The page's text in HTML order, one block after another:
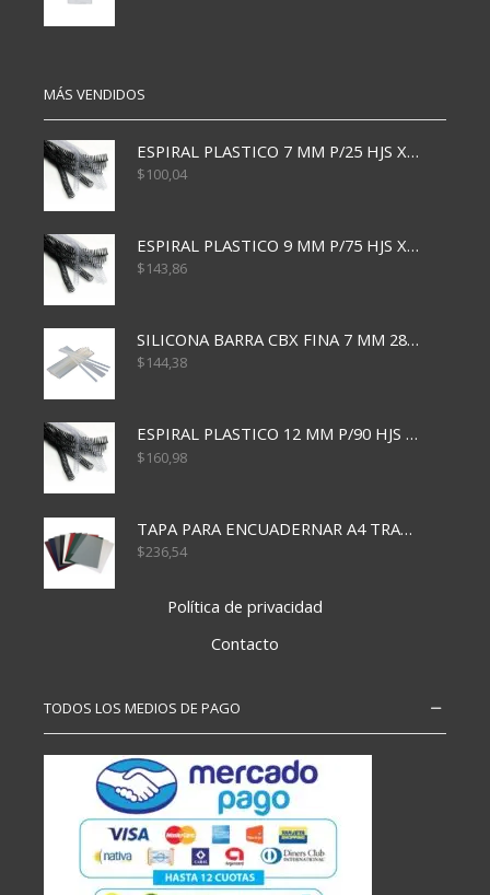
MÁS VENDIDOS
ESPIRAL PLASTICO 7 MM P/25 HJS X50x3000
$100,04
ESPIRAL PLASTICO 9 MM P/75 HJS X50X2400
$143,86
SILICONA BARRA CBX FINA 7 MM 28 CM
$144,38
ESPIRAL PLASTICO 12 MM P/90 HJS X50X1500
$160,98
TAPA PARA ENCUADERNAR A4 TRANSP x50x500
$236,54
Política de privacidad
Contacto
TODOS LOS MEDIOS DE PAGO